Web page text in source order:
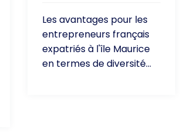
Les avantages pour les
entrepreneurs français
expatriés à l'île Maurice
en termes de diversité...